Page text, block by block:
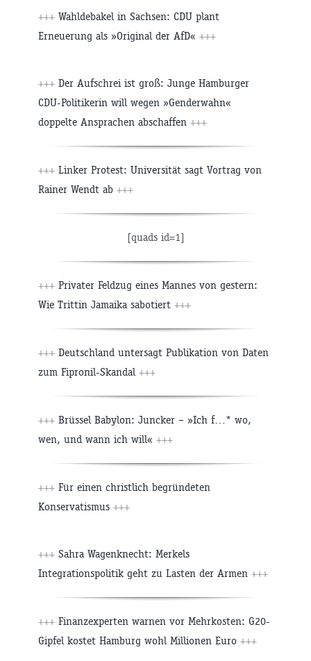
+++ Wahldebakel in Sachsen: CDU plant
Erneuerung als »Original der AfD« +++
+++ Der Aufschrei ist groß: Junge Hamburger
CDU-Politikerin will wegen »Genderwahn«
doppelte Ansprachen abschaffen +++
+++ Linker Protest: Universität sagt Vortrag von
Rainer Wendt ab +++
[quads id=1]
+++ Privater Feldzug eines Mannes von gestern:
Wie Trittin Jamaika sabotiert +++
+++ Deutschland untersagt Publikation von Daten
zum Fipronil-Skandal +++
+++ Brüssel Babylon: Juncker – »Ich f…* wo,
wen, und wann ich will« +++
+++ Für einen christlich begründeten
Konservatismus +++
+++ Sahra Wagenknecht: Merkels
Integrationspolitik geht zu Lasten der Armen +++
+++ Finanzexperten warnen vor Mehrkosten: G20-
Gipfel kostet Hamburg wohl Millionen Euro +++